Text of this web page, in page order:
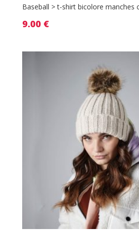
Baseball > t-shirt bicolore manches
9.00 €